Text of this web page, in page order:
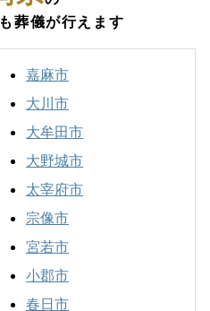
葬儀が行えます
嘉麻市
大川市
大牟田市
大野城市
太宰府市
宗像市
宮若市
小郡市
春日市